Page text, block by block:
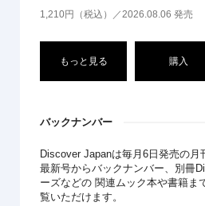
1,210円（税込）／2026.08.06 発売
もっと見る 購入
バックナンバー
Discover Japanは毎月6日発売の月
最新号からバックナンバー、別冊
ーズなどの 関連ムック本や書籍ま
覧いただけます。